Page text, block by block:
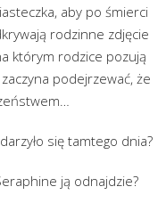
aby po śmierci
rodzinne zdjęcie
którym rodzice pozują
podejrzewać, że
się tamtego dnia?
ją odnajdzie?